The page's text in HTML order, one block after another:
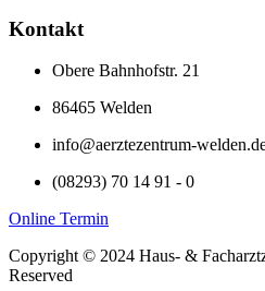
Kontakt
Obere Bahnhofstr. 21
86465 Welden
info@aerztezentrum-
(08293) 70 14 91 - 0
Online Termin
Copyright © 2024 Haus- &
Reserved